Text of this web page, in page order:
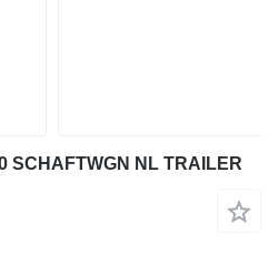
SCHAFTWGN NL TRAILER